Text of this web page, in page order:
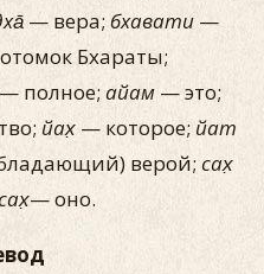
— вера; бхавати —
Бхараты;
— полное; айам — это;
йах̣ — которое; йат
верой; сах̣
— оно.